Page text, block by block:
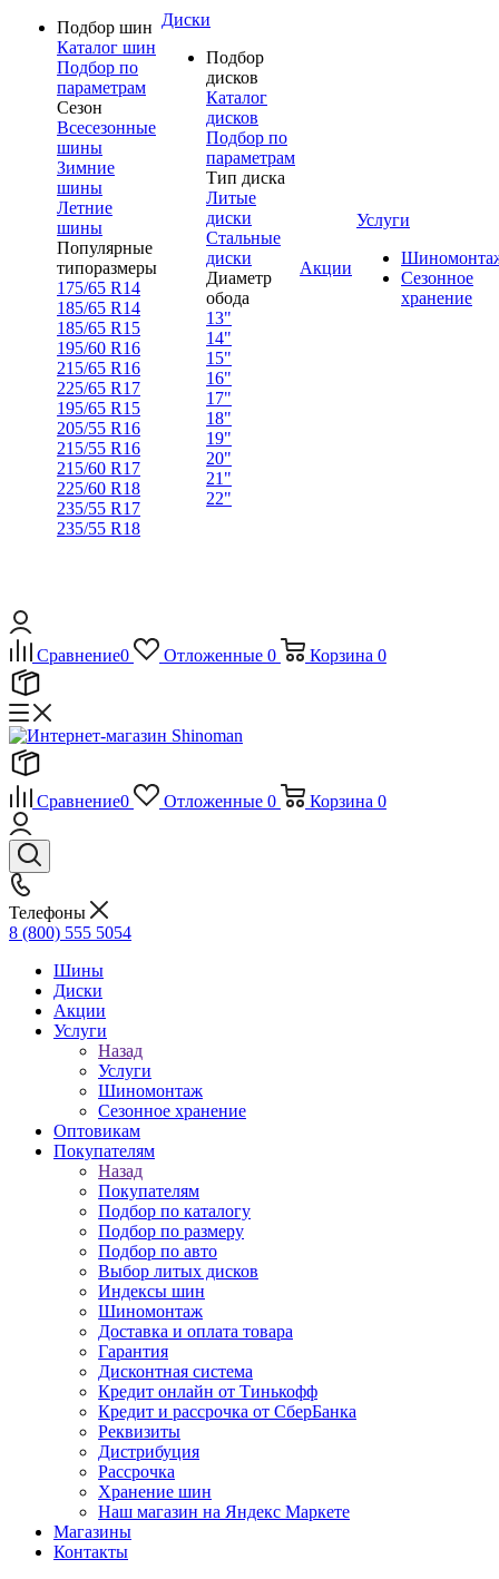
Подбор шин
Каталог шин
Подбор по
параметрам
Сезон
Всесезонные
шины
Зимние
шины
Летние
шины
Популярные
типоразмеры
175/65 R14
185/65 R14
185/65 R15
195/60 R16
215/65 R16
225/65 R17
195/65 R15
205/55 R16
215/55 R16
215/60 R17
225/60 R18
235/55 R17
235/55 R18
Диски
Подбор
дисков
Каталог
дисков
Подбор по
параметрам
Тип диска
Литые
диски
Стальные
диски
Диаметр
обода
13"
14"
15"
16"
17"
18"
19"
20"
21"
22"
Акции
Услуги
Сезонное
хранение
Сравнение0 Отложенные 0 Корзина 0
Сравнение0 Отложенные 0 Корзина 0
Телефоны
8 (800) 555 5054
Шины
Диски
Акции
Услуги
Назад
Услуги
Шиномонтаж
Сезонное хранение
Оптовикам
Покупателям
Назад
Покупателям
Подбор по каталогу
Подбор по размеру
Подбор по авто
Выбор литых дисков
Индексы шин
Шиномонтаж
Доставка и оплата товара
Гарантия
Дисконтная система
Кредит онлайн от Тинькофф
Кредит и рассрочка от СберБанка
Реквизиты
Дистрибуция
Рассрочка
Хранение шин
Наш магазин на Яндекс Маркете
Магазины
Контакты